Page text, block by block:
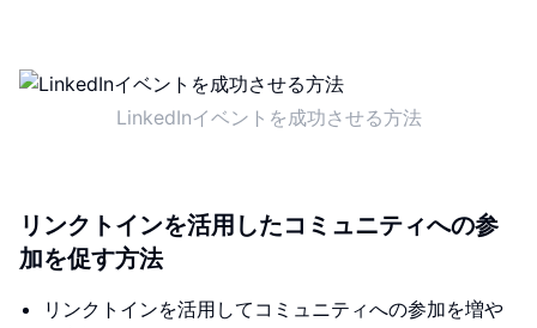
LinkedInイベントを成功させる方法
リンクトインを活用したコミュニティへの参
加を促す方法
リンクトインを活用してコミュニティへの参加を増や